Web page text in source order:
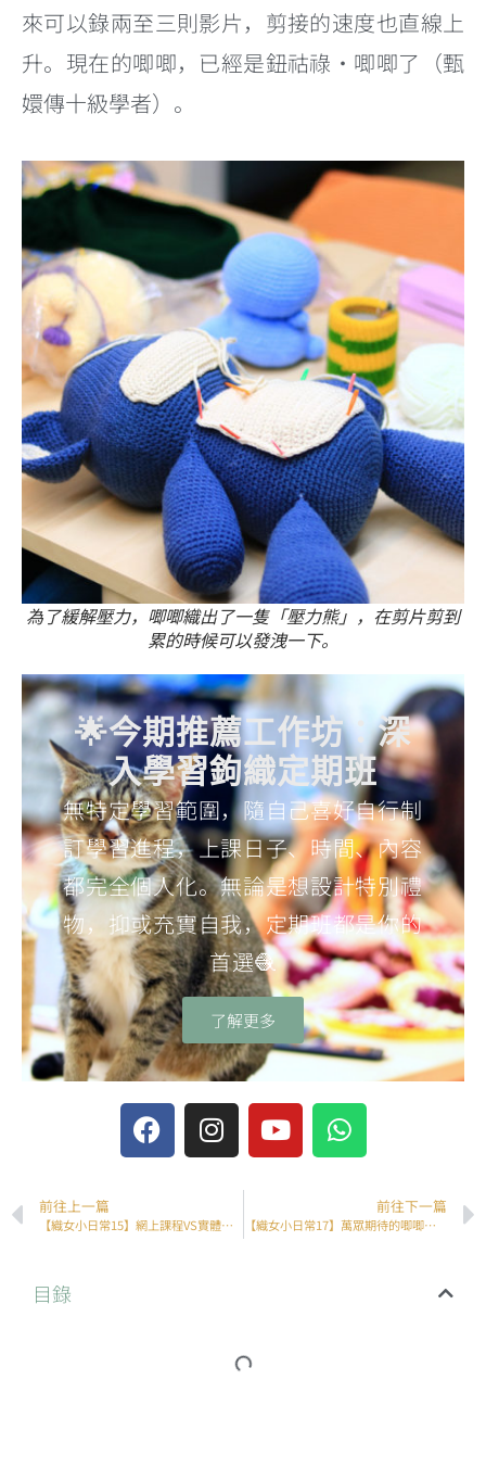
來可以錄兩至三則影片，剪接的速度也直線上
升。現在的唧唧，已經是鈕祜祿・唧唧了（甄
嬛傳十級學者）。
為了緩解壓力，唧唧織出了一隻「壓力熊」，在剪片剪到
累的時候可以發洩一下。
🌟今期推薦工作坊：深
入學習鉤織定期班
無特定學習範圍，隨自己喜好自行制
訂學習進程，上課日子、時間、內容
都完全個人化。無論是想設計特別禮
物，抑或充實自我，定期班都是你的
首選🧶
了解更多
前往上一篇
【織女小日常15】網上課程VS實體課程，兩者有何差別？
前往下一篇
【織女小日常17】萬眾期待的唧唧單次材料包登場！
目錄